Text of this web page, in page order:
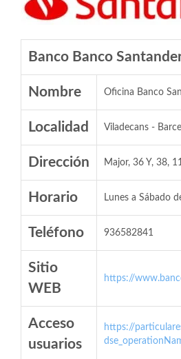
Banco Banco
Nombre Oficina Banco
Localidad Viladecans -
Dirección Major, 36 Y, 38,
Horario Lunes a Sábado
Teléfono 936582841
Sitio
WEB
https://
Acceso
usuarios
https://